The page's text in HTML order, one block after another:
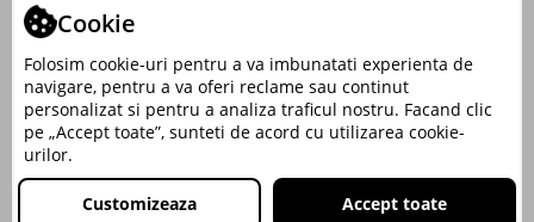
Cookie
Folosim cookie-uri pentru a va imbunatati experienta de
navigare, pentru a va oferi reclame sau continut
personalizat si pentru a analiza traficul nostru. Facand clic
pe „Accept toate”, sunteti de acord cu utilizarea cookie-
urilor.
Customizeaza Accept toate
Master Trainer si Coach, Fondator
MindArchitect.Ro
In esenta, vestimentatia potrivita, in
care cand te imbraci iti place de tine,